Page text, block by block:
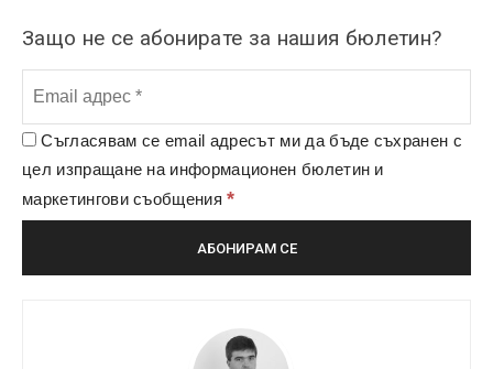
Защо не се абонирате за нашия бюлетин?
Съгласявам се email адресът ми да бъде съхранен с
цел изпращане на информационен бюлетин и
маркетингови съобщения*